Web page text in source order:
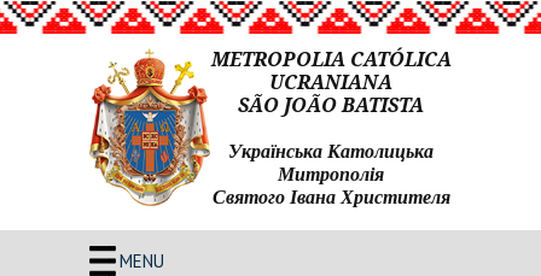
METROPOLIA CATÓLICA
UCRANIANA
SÃO JOÃO BATISTA
Українська Католицька
Митрополія
Святого Івана Христителя
MENU